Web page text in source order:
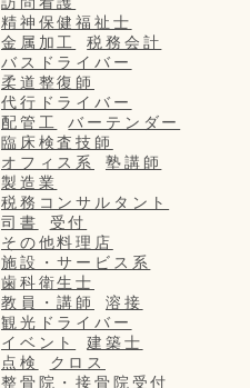
精神保健福祉士
金属加工
税務会計
バスドライバー
柔道整復師
代行ドライバー
配管工
バーテンダー
臨床検査技師
オフィス系
塾講師
製造業
税務コンサルタント
司書
受付
その他料理店
施設・サービス系
歯科衛生士
教員・講師
溶接
観光ドライバー
イベント
建築士
点検
クロス
整骨院・接骨院受付